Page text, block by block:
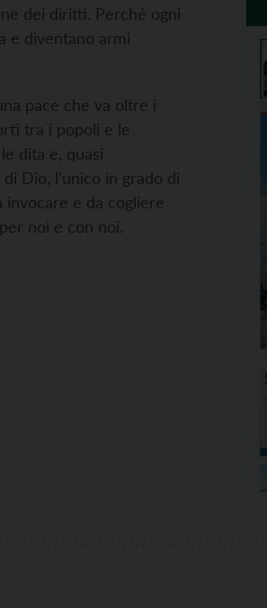
dei diritti. Perché ogni
e diventano armi
pace che va oltre i
tra i popoli e le
dita e, quasi
Dio, l’unico in grado di
e da cogliere
noi e con noi.